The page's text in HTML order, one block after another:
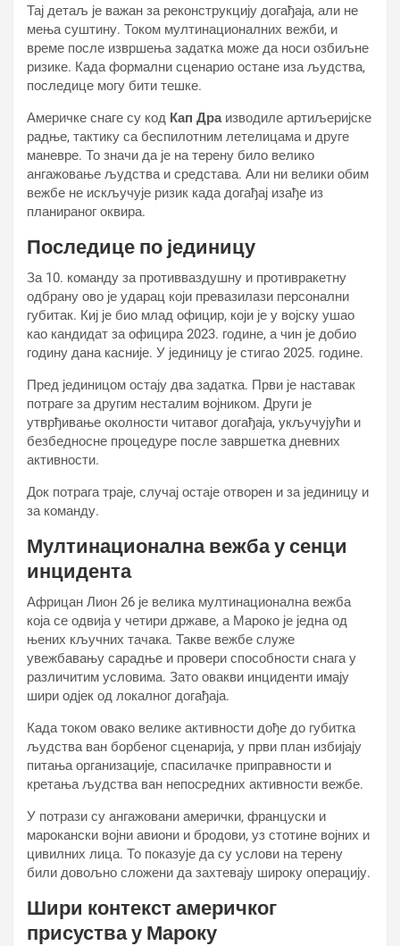
Тај детаљ је важан за реконструкцију догађаја, али не
мења суштину. Током мултинационалних вежби, и
време после извршења задатка може да носи озбиљне
ризике. Када формални сценарио остане иза људства,
последице могу бити тешке.
Америчке снаге су код Кап Драизводиле артиљеријске
радње, тактику са беспилотним летелицама и друге
маневре. То значи да је на терену било велико
ангажовање људства и средстава. Али ни велики обим
вежбе не искључује ризик када догађај изађе из
планираног оквира.
Последице по јединицу
За 10. команду за противваздушну и противракетну
одбрану ово је ударац који превазилази персонални
губитак. Киј је био млад официр, који је у војску ушао
као кандидат за официра 2023. године, а чин је добио
годину дана касније. У јединицу је стигао 2025. године.
Пред јединицом остају два задатка. Први је наставак
потраге за другим несталим војником. Други је
утврђивање околности читавог догађаја, укључујући и
безбедносне процедуре после завршетка дневних
активности.
Док потрага траје, случај остаје отворен и за јединицу и
за команду.
Мултинационална вежба у сенци
инцидента
Африцан Лион 26 је велика мултинационална вежба
која се одвија у четири државе, а Мароко је једна од
њених кључних тачака. Такве вежбе служе
увежбавању сарадње и провери способности снага у
различитим условима. Зато овакви инциденти имају
шири одјек од локалног догађаја.
Када током овако велике активности дође до губитка
људства ван борбеног сценарија, у први план избијају
питања организације, спасилачке приправности и
кретања људства ван непосредних активности вежбе.
У потрази су ангажовани амерички, француски и
марокански војни авиони и бродови, уз стотине војних и
цивилних лица. То показује да су услови на терену
били довољно сложени да захтевају широку операцију.
Шири контекст америчког
присуства у Мароку